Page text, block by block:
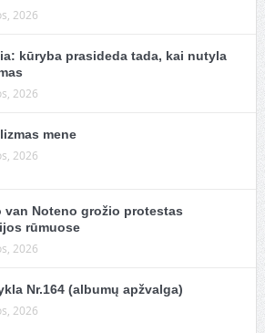
2026
kūryba prasideda tada, kai nutyla
2026
mene
2026
van Noteno grožio protestas
rūmuose
2026
Nr.164 (albumų apžvalga)
2026